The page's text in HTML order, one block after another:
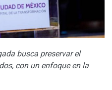
busca preservar el
con un enfoque en la